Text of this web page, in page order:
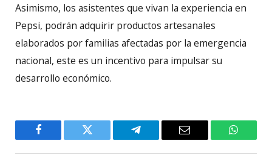
Asimismo, los asistentes que vivan la experiencia en
Pepsi, podrán adquirir productos artesanales
elaborados por familias afectadas por la emergencia
nacional, este es un incentivo para impulsar su
desarrollo económico.
Facebook Twitter Telegram Email